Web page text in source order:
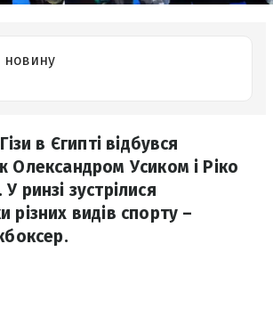
новину
в Єгипті відбувся
Олександром Усиком і Ріко
ринзі зустрілися
різних видів спорту –